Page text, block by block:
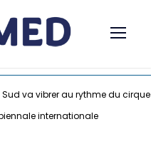
Sud va vibrer au rythme du cirque
internationale